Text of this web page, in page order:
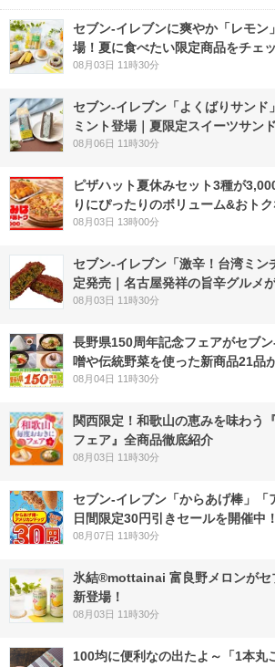
セブン‐イレブンに爽やか「レモン
場！夏に食べたい限定商品をチェ
08月03日 11時30分
セブン‐イレブン「よくばりサンド
ミント登場｜夏限定スイーツサン
08月06日 11時30分
ピザハット夏休みセット3種が
りにぴったりのボリューム&おト
08月03日 13時00分
セブン-イレブン「激辛！台湾ミン
定発売｜名古屋発祥の旨辛グルメ
08月03日 11時30分
長野県150周年記念フェアがセブ
噌や伝統野菜を使った新商品21品
08月04日 11時30分
関西限定！和歌山の恵みを味わう
フェア』全商品徹底紹介
08月03日 11時30分
セブン‐イレブン「からあげ棒」「
日間限定30円引きセールを開催中！
08月07日 11時30分
氷結®mottainai 富良野メロンがセ
新登場！
08月03日 11時30分
100均に便利なの出たよ～「1本丸